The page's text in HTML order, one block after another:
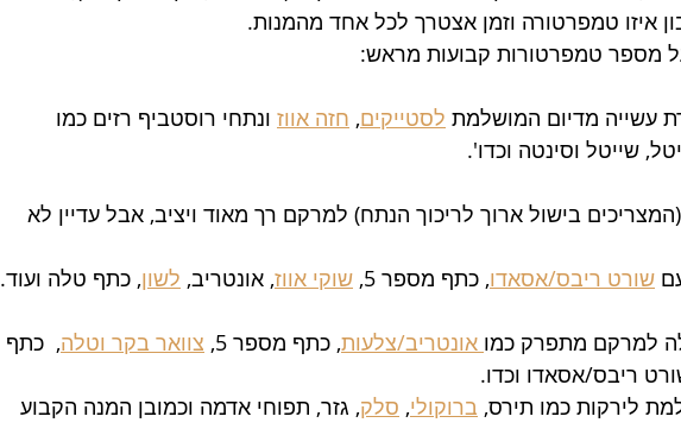
איזו טמפרטורה וזמן אצטרך לכל אחד מהמנות.
מספר טמפרטורות קבועות מראש:
עשייה מדיום המושלמת לסטייקים, חזה אווז ונתחי רוסטביף רזים כמו
שייטל וסינטה וכדו'.
בישול ארוך לריכוך הנתח) למרקם רך מאוד ויציב, אבל עדיין לא
שורט ריבס/אסאדו, כתף מספר 5, שוקי אווז, אונטריב, לשון, כתף טלה ועוד.
למרקם מתפרק כמו אונטריב/צלעות, כתף מספר 5, צוואר בקר וטלה,  כתף
ריבס/אסאדו וכדו.
לירקות כמו תירס, ברוקולי, סלק, גזר, תפוחי אדמה וכמובן המנה הקבוע